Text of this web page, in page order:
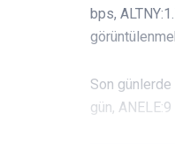
bps,
Son günlerde
gün,